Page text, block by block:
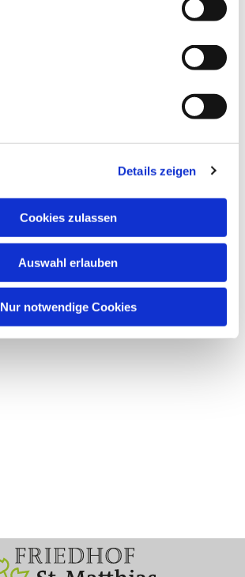
Details zeigen
Cookies zulassen
Auswahl erlauben
Nur notwendige Cookies